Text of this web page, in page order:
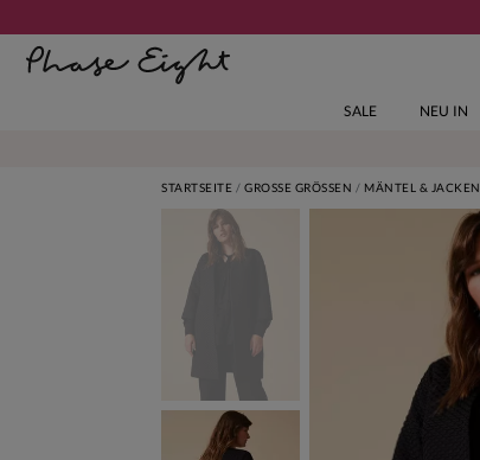
SALE NEU IN
STARTSEITE GROSSE GRÖSSEN MÄNTEL & JACKEN